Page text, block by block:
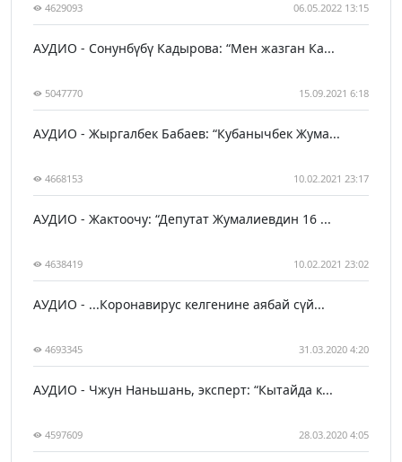
4629093 06.05.2022 13:15
АУДИО - Сонунбүбү Кадырова: “Мен жазган Ка...
5047770 15.09.2021 6:18
АУДИО - Жыргалбек Бабаев: “Кубанычбек Жума...
4668153 10.02.2021 23:17
АУДИО - Жактоочу: “Депутат Жумалиевдин 16 ...
4638419 10.02.2021 23:02
АУДИО - ...Коронавирус келгенине аябай сүй...
4693345 31.03.2020 4:20
АУДИО - Чжун Наньшань, эксперт: “Кытайда к...
4597609 28.03.2020 4:05